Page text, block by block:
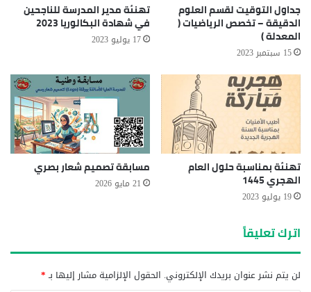
جداول التوقيت لقسم العلوم
الدقيقة – تخصص الرياضيات (
المعدلة )
15 سبتمبر 2023
تهنئة مدير المدرسة للناجحين
في شهادة البكالوريا 2023
17 يوليو 2023
تهنئة بمناسبة حلول العام
الهجري 1445‎
19 يوليو 2023
مسابقة تصميم شعار بصري
21 مايو 2026
اترك تعليقاً
لن يتم نشر عنوان بريدك الإلكتروني. الحقول الإلزامية مشار إليها بـ*